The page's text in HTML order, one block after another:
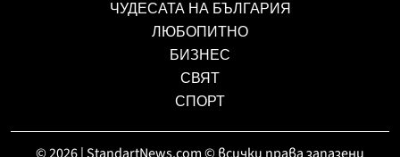
ЧУДЕСАТА НА БЪЛГАРИЯ
ЛЮБОПИТНО
БИЗНЕС
СВЯТ
СПОРТ